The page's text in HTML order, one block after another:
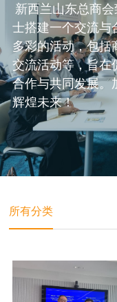
联系我们
会员
会员细则
理事会成员
搜索
+64 9 216
士搭建一个交流与
多彩的活动，包括
交流活动等，旨在
合作与共同发展。
辉煌未来！
所有分类